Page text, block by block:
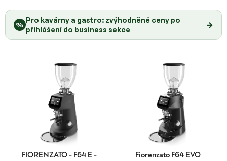
c
u
t
%
Pro kavárny a gastro: zvýhodněné ceny po
přihlášení do business sekce
→
FIORENZATO - F64 E -
Fiorenzato F64 EVO